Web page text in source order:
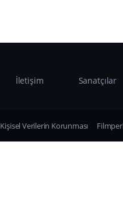
İletişim Sanatçılar
Kişisel Verilerin Korunması